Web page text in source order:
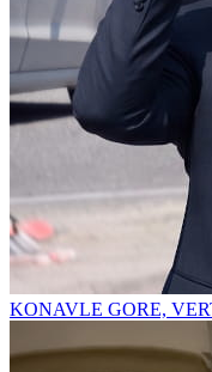
KONAVLE GORE,